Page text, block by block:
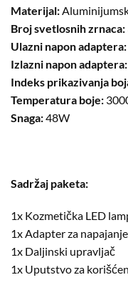
Materijal:
Broj svetlosnih zrnaca:
Ulazni napon adaptera:
Izlazni napon adaptera:
Indeks prikazivanja
Temperatura boje:
Snaga:48W
Sadržaj paketa:
1x Kozmetička LED
1x Adapter za napajanje
1x Daljinski upravljač
1x Uputstvo za